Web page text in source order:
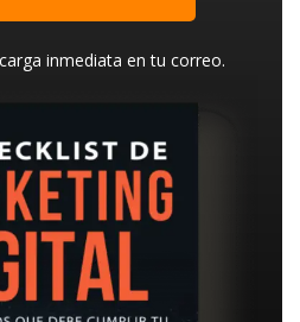
inmediata en tu correo.